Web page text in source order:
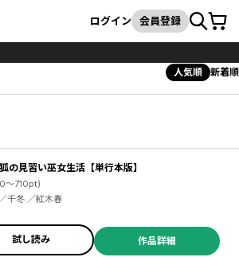
検索
ログイン 会員登録カート
人気順 新着順
の見習い巫女生活【単行本版】
～710pt)
神江ちず ／千冬 ／紅木春
試し読み 作品詳細